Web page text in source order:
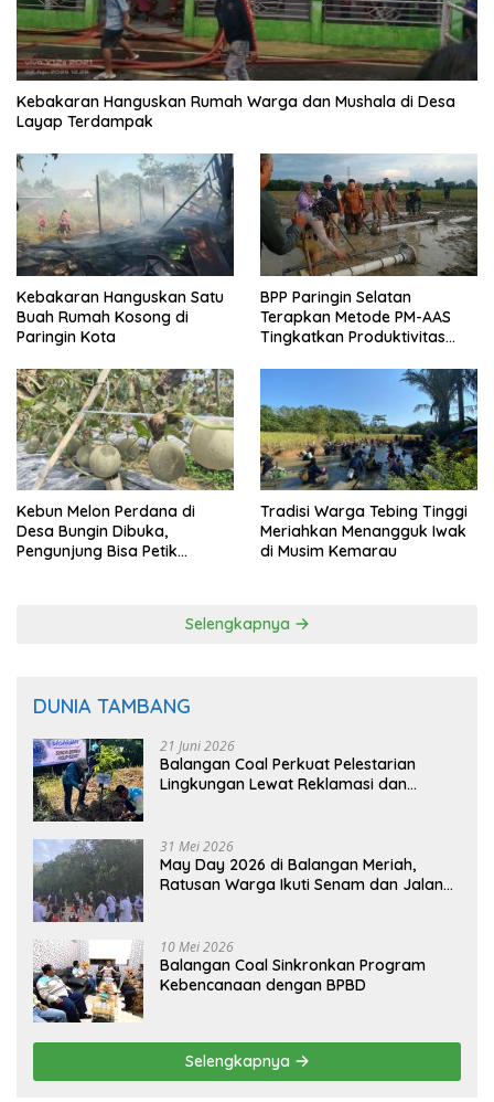
Kebakaran Hanguskan Rumah Warga dan Mushala di Desa
Layap Terdampak
Kebakaran Hanguskan Satu
Buah Rumah Kosong di
Paringin Kota
BPP Paringin Selatan
Terapkan Metode PM-AAS
Tingkatkan Produktivitas
Kebun Melon Perdana di
Desa Bungin Dibuka,
Pengunjung Bisa Petik
Tradisi Warga Tebing Tinggi
Meriahkan Menangguk Iwak
di Musim Kemarau
Selengkapnya
DUNIA TAMBANG
21 Juni 2026
Balangan Coal Perkuat Pelestarian
Lingkungan Lewat Reklamasi dan
31 Mei 2026
May Day 2026 di Balangan Meriah,
Ratusan Warga Ikuti Senam dan Jalan
10 Mei 2026
Balangan Coal Sinkronkan Program
Kebencanaan dengan BPBD
Selengkapnya